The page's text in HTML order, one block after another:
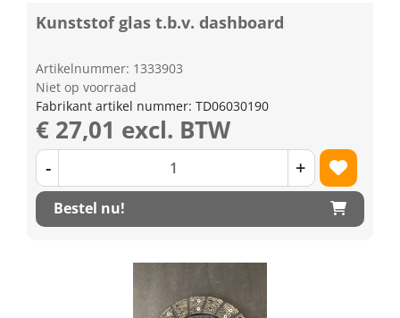
Kunststof glas t.b.v. dashboard
Artikelnummer: 1333903
Niet op voorraad
Fabrikant artikel nummer: TD06030190
€ 27,01 excl. BTW
- +
Bestel nu!